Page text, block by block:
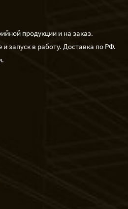
продукции и на заказ.
запуск в работу. Доставка по РФ.